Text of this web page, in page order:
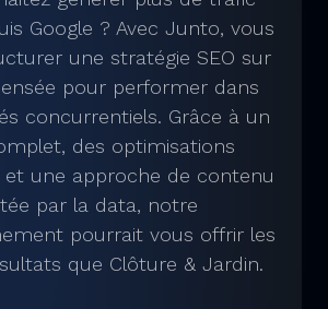
Google ? Avec Junto, vous
une stratégie SEO sur
pour performer dans
concurrentiels. Grâce à un
des optimisations
et une approche de contenu
par la data, notre
pourrait vous offrir les
que Clôture & Jardin.